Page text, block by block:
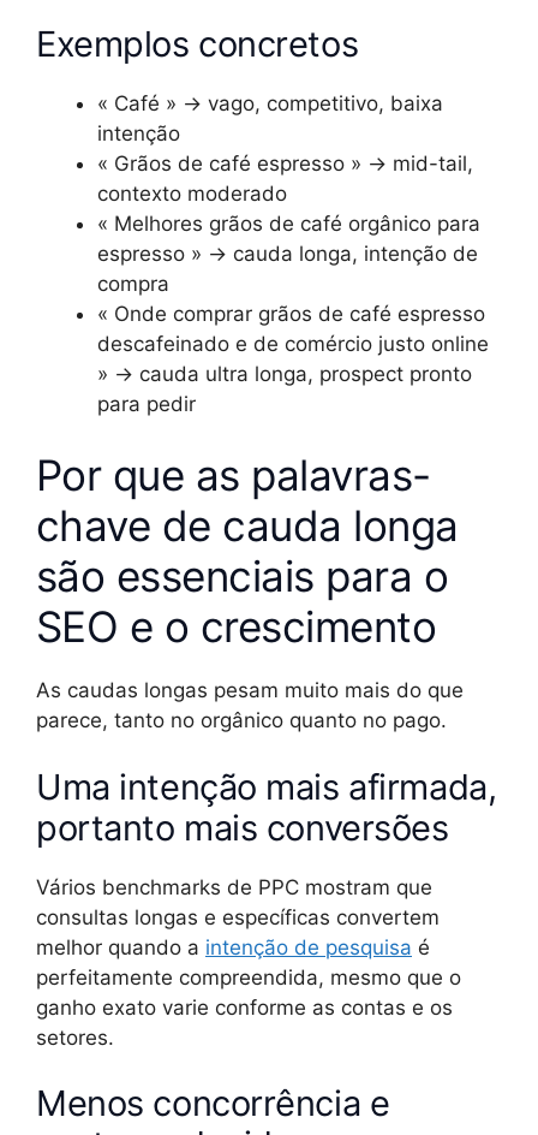
Exemplos concretos
« Café » → vago, competitivo, baixa
intenção
« Grãos de café espresso » → mid-tail,
contexto moderado
« Melhores grãos de café orgânico para
espresso » → cauda longa, intenção de
compra
« Onde comprar grãos de café espresso
descafeinado e de comércio justo online
» → cauda ultra longa, prospect pronto
para pedir
Por que as palavras-
chave de cauda longa
são essenciais para o
SEO e o crescimento
As caudas longas pesam muito mais do que
parece, tanto no orgânico quanto no pago.
Uma intenção mais afirmada,
portanto mais conversões
Vários benchmarks de PPC mostram que
consultas longas e específicas convertem
melhor quando a intenção de pesquisa é
perfeitamente compreendida, mesmo que o
ganho exato varie conforme as contas e os
setores.
Menos concorrência e